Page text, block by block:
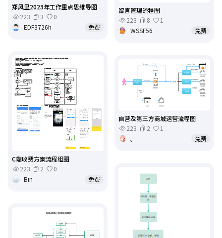
郑风里2023年工作重点思维导图
223
3
0
EDF3726h
免费
留言管理流程图
223
8
1
WSSF56
免费
C端收费方案流程组图
223
2
0
Bin
免费
自营及第三方商城运营流程图
223
2
1
。
免费